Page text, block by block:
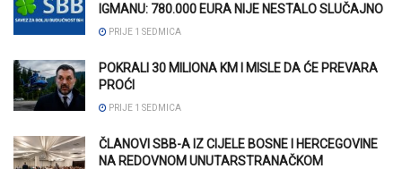
IGMANU: 780.000 EURA NIJE NESTALO SLUČAJNO
PRIJE 1 SEDMICA
POKRALI 30 MILIONA KM I MISLE DA ĆE PREVARA
PROĆI
PRIJE 1 SEDMICA
ČLANOVI SBB-A IZ CIJELE BOSNE I HERCEGOVINE
NA REDOVNOM UNUTARSTRANAČKOM